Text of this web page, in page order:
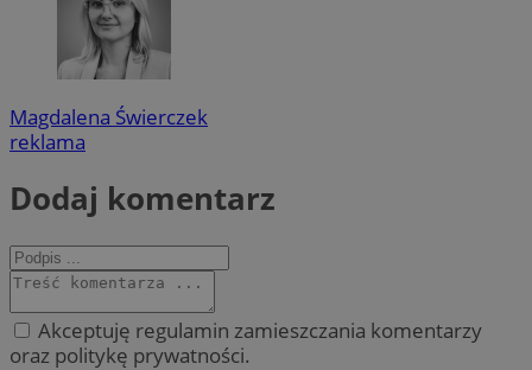
Magdalena Świerczek
reklama
Dodaj komentarz
Akceptuję regulamin zamieszczania komentarzy
oraz politykę prywatności.